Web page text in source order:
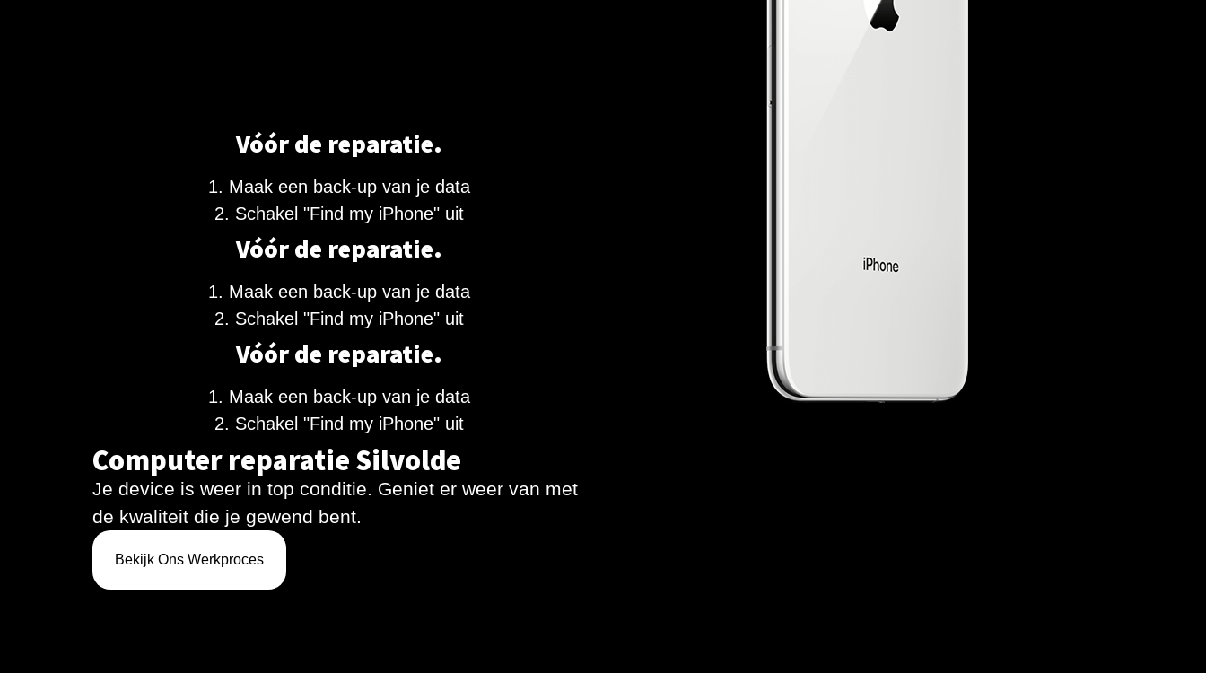
Vóór de reparatie.
1. Maak een back-up van je data
2. Schakel "Find my iPhone" uit
Vóór de reparatie.
1. Maak een back-up van je data
2. Schakel "Find my iPhone" uit
Vóór de reparatie.
1. Maak een back-up van je data
2. Schakel "Find my iPhone" uit
Computer reparatie Silvolde
Je device is weer in top conditie. Geniet er weer van met
de kwaliteit die je gewend bent.
Bekijk Ons Werkproces